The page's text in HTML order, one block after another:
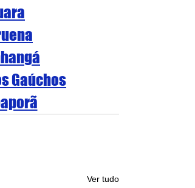
Gaúchos
Ver tudo